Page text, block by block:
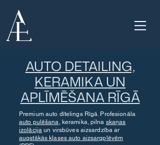
AUTO DETAILING,
KERAMIKA UN
APLĪMĒŠANA RĪGĀ​
Premium auto dītelings Rīgā. Profesionāla
auto pulēšana, keramika, pilna skaņas
izolācija un virsbūves aizsardzība ar
augstākās klases auto aizsargplēvēm